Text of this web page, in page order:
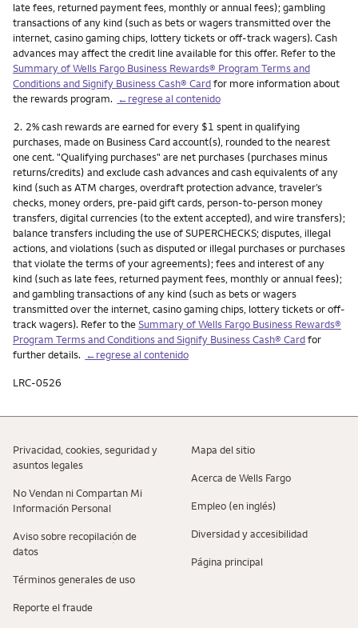
late fees, returned payment fees, monthly or annual fees); gambling
transactions of any kind (such as bets or wagers transmitted over the
internet, casino gaming chips, lottery tickets or off-track wagers). Cash
advances may affect the credit line available for this offer. Refer to the
Summary of Wells Fargo Business Rewards® Program Terms and
Conditions and Signify Business Cash® Cardfor more information about
the rewards program. ←regrese al contenido
Nota
2. 2% cash rewards are earned for every $1 spent in qualifying
purchases, made on Business Card account(s), rounded to the nearest
one cent. "Qualifying purchases" are net purchases (purchases minus
returns/credits) and exclude cash advances and cash equivalents of any
kind (such as ATM charges, overdraft protection advance, traveler’s
checks, money orders, pre-paid gift cards, person-to-person money
transfers, digital currencies (to the extent accepted), and wire transfers);
balance transfers including the use of SUPERCHECKS; disputes, illegal
actions, and violations (such as disputed or illegal purchases or purchases
that violate the terms of your agreements); fees and interest of any
kind (such as late fees, returned payment fees, monthly or annual fees);
and gambling transactions of any kind (such as bets or wagers
transmitted over the internet, casino gaming chips, lottery tickets or off-
track wagers). Refer to theSummary of Wells Fargo Business Rewards®
Program Terms and Conditions and Signify Business Cash® Cardfor
further details. ←regrese al contenido
LRC-0526
Privacidad, cookies, seguridad y
asuntos legales
No Vendan ni Compartan Mi
Información Personal
Aviso sobre recopilaciؚón de
datos
Términos generales de uso
Reporte el fraude
Mapa del sitio
Acerca de Wells Fargo
Empleo (en inglés)
Diversidad y accesibilidad
Página principal